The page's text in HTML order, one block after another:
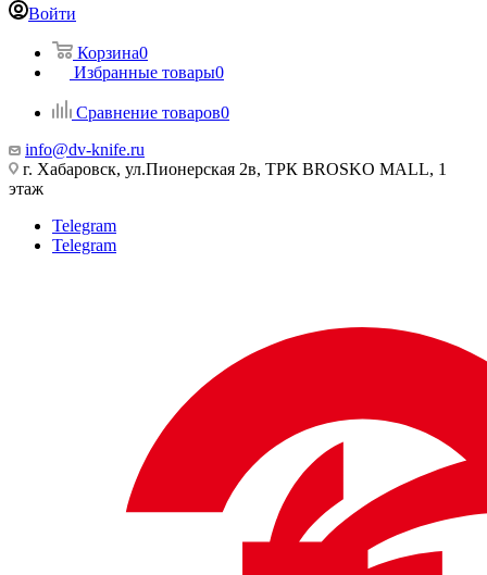
Войти
Корзина0
Избранные товары0
Сравнение товаров0
info@dv-knife.ru
г. Хабаровск, ул.Пионерская 2в, ТРК BROSKO MALL, 1
этаж
Telegram
Telegram